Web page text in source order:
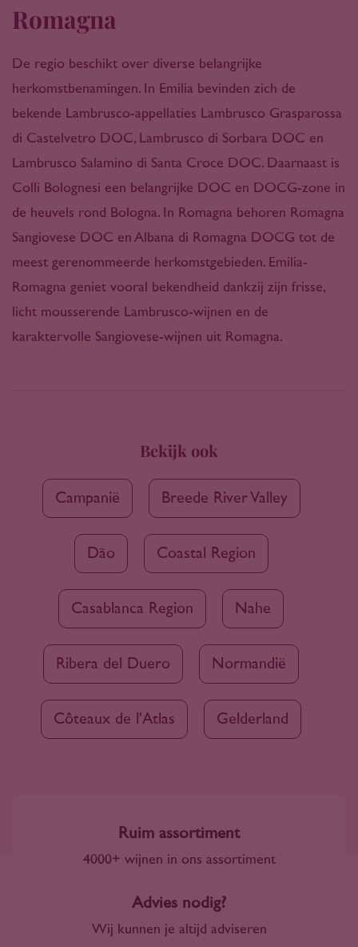
Romagna
De regio beschikt over diverse belangrijke
herkomstbenamingen. In Emilia bevinden zich de
bekende Lambrusco-appellaties Lambrusco Grasparossa
di Castelvetro DOC, Lambrusco di Sorbara DOC en
Lambrusco Salamino di Santa Croce DOC. Daarnaast is
Colli Bolognesi een belangrijke DOC en DOCG-zone in
de heuvels rond Bologna. In Romagna behoren Romagna
Sangiovese DOC en Albana di Romagna DOCG tot de
meest gerenommeerde herkomstgebieden. Emilia-
Romagna geniet vooral bekendheid dankzij zijn frisse,
licht mousserende Lambrusco-wijnen en de
karaktervolle Sangiovese-wijnen uit Romagna.
Bekijk ook
Campanië Breede River Valley
Dão Coastal Region
Casablanca Region Nahe
Ribera del Duero Normandië
Côteaux de l'Atlas Gelderland
Ruim assortiment
4000+ wijnen in ons assortiment
Advies nodig?
Wij kunnen je altijd adviseren